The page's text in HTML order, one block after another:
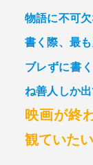
物語に不可
書く際、最
ブレずに書く
ね善人しか
映画が終
観ていた